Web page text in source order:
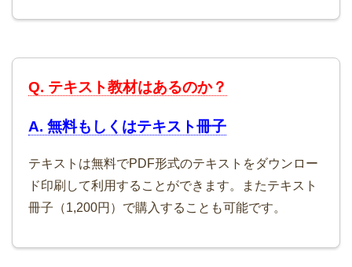
Q. テキスト教材はあるのか？
A. 無料もしくはテキスト冊子
テキストは無料でPDF形式のテキストをダウンロー
ド印刷して利用することができます。またテキスト
冊子（1,200円）で購入することも可能です。